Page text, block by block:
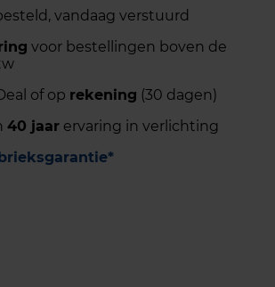
vandaag verstuurd
voor bestellingen boven de
of op rekening (30 dagen)
40 jaar ervaring in verlichting